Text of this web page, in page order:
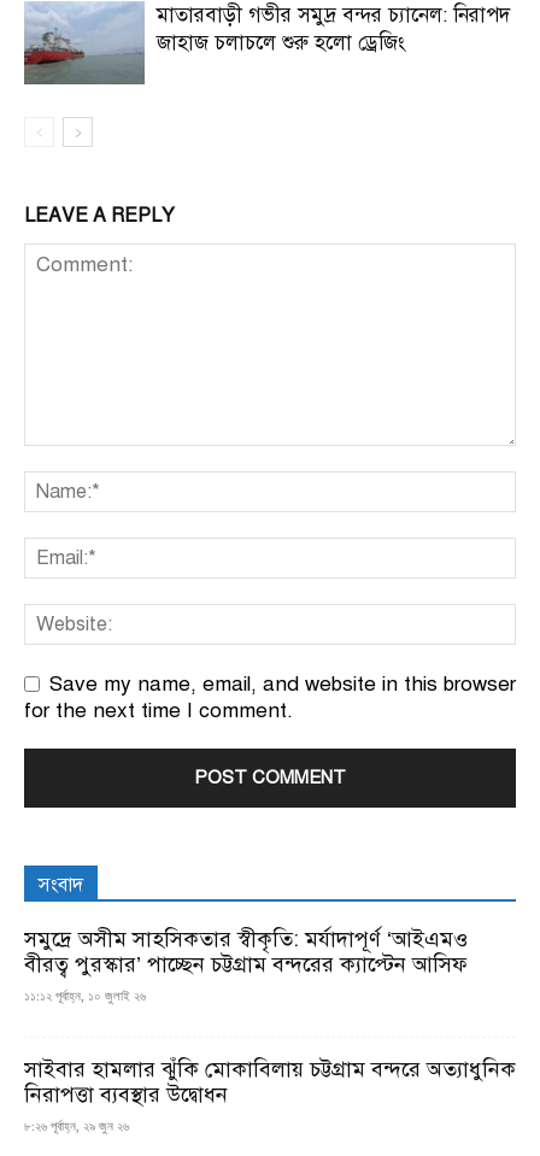
মাতারবাড়ী গভীর সমুদ্র বন্দর চ্যানেল: নিরাপদ
জাহাজ চলাচলে শুরু হলো ড্রেজিং
LEAVE A REPLY
Save my name, email, and website in this browser
for the next time I comment.
সংবাদ
সমুদ্রে অসীম সাহসিকতার স্বীকৃতি: মর্যাদাপূর্ণ ‘আইএমও
বীরত্ব পুরস্কার’ পাচ্ছেন চট্টগ্রাম বন্দরের ক্যাপ্টেন আসিফ
১১:১২ পূর্বাহ্ন, ১০ জুলাই ২৬
সাইবার হামলার ঝুঁকি মোকাবিলায় চট্টগ্রাম বন্দরে অত্যাধুনিক
নিরাপত্তা ব্যবস্থার উদ্বোধন
৮:২৬ পূর্বাহ্ন, ২৯ জুন ২৬